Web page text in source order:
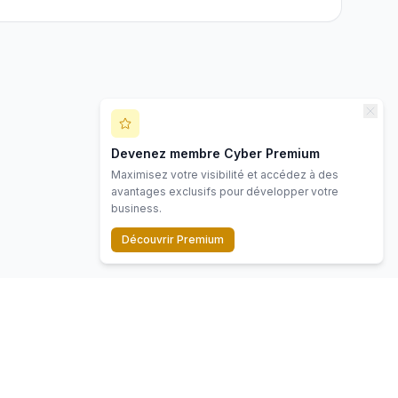
Devenez membre Cyber Premium
Maximisez votre visibilité et accédez à des
avantages exclusifs pour développer votre
business.
Découvrir Premium